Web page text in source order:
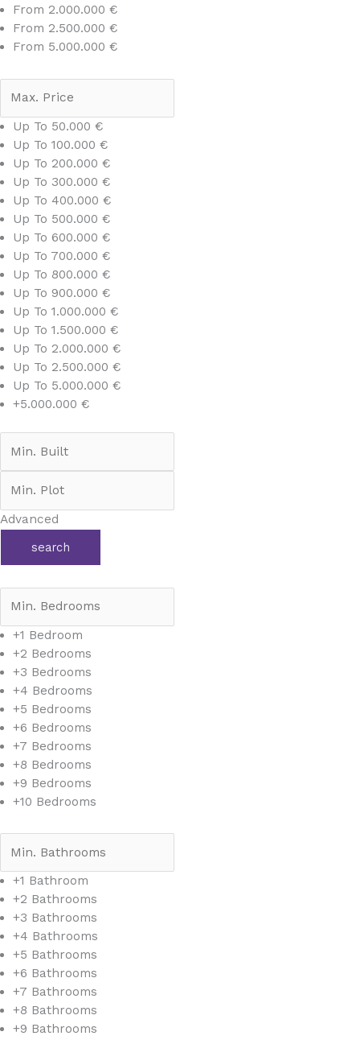
From 2.000.000 €
From 2.500.000 €
From 5.000.000 €
Up To 50.000 €
Up To 100.000 €
Up To 200.000 €
Up To 300.000 €
Up To 400.000 €
Up To 500.000 €
Up To 600.000 €
Up To 700.000 €
Up To 800.000 €
Up To 900.000 €
Up To 1.000.000 €
Up To 1.500.000 €
Up To 2.000.000 €
Up To 2.500.000 €
Up To 5.000.000 €
+5.000.000 €
Advanced
search
+1 Bedroom
+2 Bedrooms
+3 Bedrooms
+4 Bedrooms
+5 Bedrooms
+6 Bedrooms
+7 Bedrooms
+8 Bedrooms
+9 Bedrooms
+10 Bedrooms
+1 Bathroom
+2 Bathrooms
+3 Bathrooms
+4 Bathrooms
+5 Bathrooms
+6 Bathrooms
+7 Bathrooms
+8 Bathrooms
+9 Bathrooms